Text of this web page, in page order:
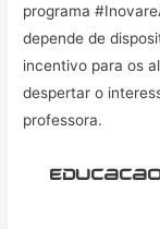
programa
depende de
incentivo para os
despertar o
professora.